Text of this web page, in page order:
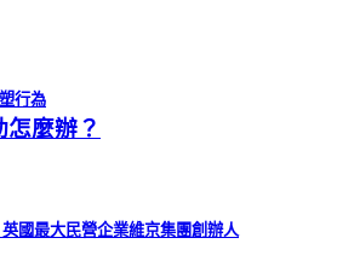
行為
麼辦？
國最大民營企業維京集團創辦人